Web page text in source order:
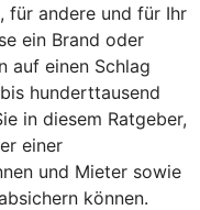
für andere und für Ihr
ein Brand oder
auf einen Schlag
hunderttausend
in diesem Ratgeber,
einer
und Mieter sowie
können.